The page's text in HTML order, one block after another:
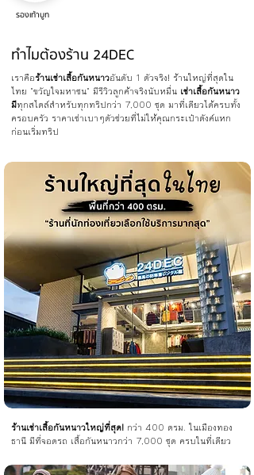
รองเท้าบูท
ทำไมต้องร้าน 24DEC
เราคือร้านเช่าเสื้อกันหนาวอันดับ 1 ตัวจริง! ร้านใหญ่ที่สุดใน
ไทย "ขวัญใจมหาชน" มีรีวิวลูกค้าจริงนับหมื่น เช่าเสื้อกันหนาว
มีทุกสไตล์สำหรับทุกทริปกว่า 7,000 ชุด มาที่เดียวได้ครบทั้ง
ครอบครัว ราคาเช่าเบาๆตัวช่วยที่ไม่ให้คุณกระเป๋าตังค์แหก
ก่อนเริ่มทริป
ร้านเช่าเสื้อกันหนาวใหญ่ที่สุด! กว่า 400 ตรม. ในเมืองทอง
ธานี มีที่จอดรถ เสื้อกันหนาวกว่า 7,000 ชุด ครบในที่เดียว